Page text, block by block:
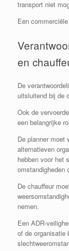
transport niet
Een
en
De
uitsluitend bij de
Ook de
een belangrijke
De planner moet
alternatieven
hebben voor het
omstandigheden
De chauffeur
nemen.
Een ADR-
of de organisatie